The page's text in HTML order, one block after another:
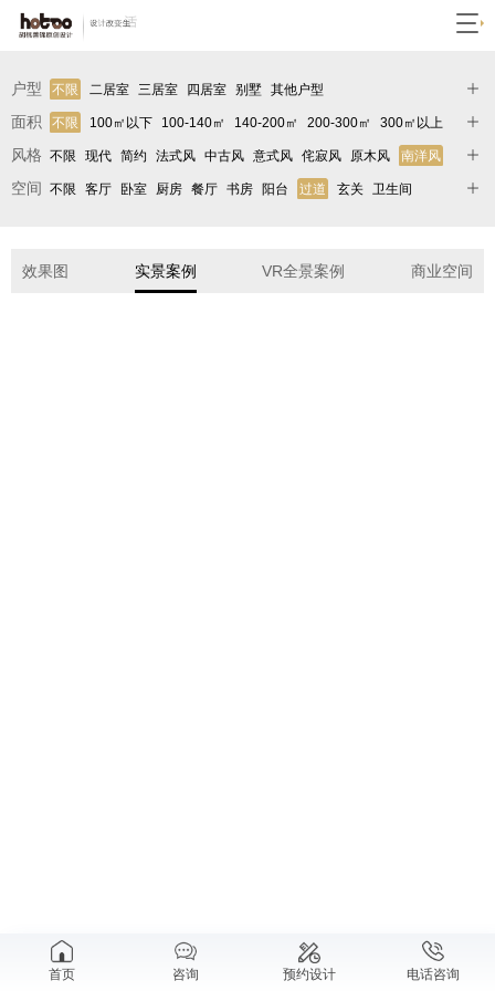
户型 不限 二居室 三居室 四居室 别墅 其他户型
面积 不限 100㎡以下 100-140㎡ 140-200㎡ 200-300㎡ 300㎡以上
风格 不限 现代 简约 法式风 中古风 意式风 侘寂风 原木风
南洋风
轻奢
极简 中式 欧式 美式 北欧 地中海 奶油风 新中式
空间 不限 客厅 卧室 厨房 餐厅 书房 阳台 过道 玄关 卫生间
效果图 实景案例 VR全景案例 商业空间
首页 咨询 预约设计 电话咨询